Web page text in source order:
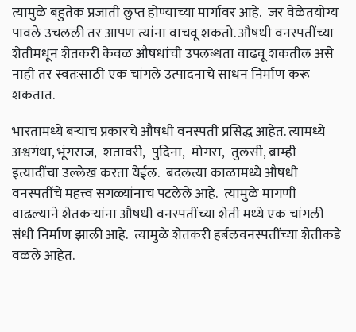
त्यामुळे बहुतेक प्रजाती लुप्त होण्याच्या मार्गावर आहे. जर वेळेतयोग्य
पावले उचलली तर आपण त्यांना वाचवू शकतो. औषधी वनस्पतींच्या
शेतीमधून शेतकरी केवळ औषधांची उपलब्धता वाढवू शकतील असे
नाही तर स्वतःसाठी एक चांगले उत्पादनाचे साधन निर्माण करू
शकतात.
भारतामध्ये बऱ्याच प्रकारचे औषधी वनस्पती प्रसिद्ध आहेत. त्यामध्ये
अश्वगंधा, भूंगराज, शतावरी, पुदिना, मोगरा, तुलसी, ब्राम्ही
इत्यादींचा उल्लेख करता येईल. बदलत्या काळामध्ये औषधी
वनस्पतींचे महत्त्व सगळ्यांनाच पटलेले आहे. त्यामुळे मागणी
वाढल्याने शेतकऱ्यांना औषधी वनस्पतींच्या शेती मध्ये एक चांगली
संधी निर्माण झाली आहे. त्यामुळे शेतकरी हर्बलवनस्पतींच्या शेतीकडे
वळले आहेत.